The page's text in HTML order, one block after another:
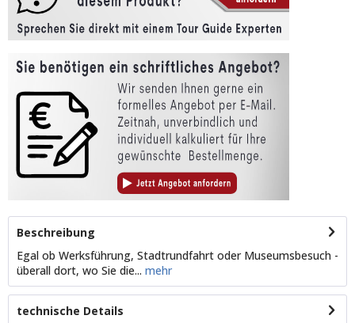
Beschreibung
Egal ob Werksführung, Stadtrundfahrt oder Museumsbesuch -
überall dort, wo Sie die... mehr
technische Details